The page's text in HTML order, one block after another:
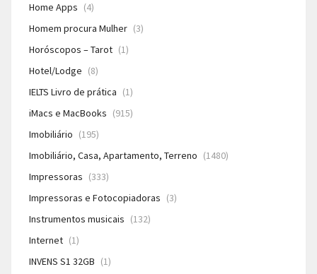
Home Apps (4)
Homem procura Mulher (3)
Horóscopos – Tarot (1)
Hotel/Lodge (8)
IELTS Livro de prática (1)
iMacs e MacBooks (915)
Imobiliário (195)
Imobiliário, Casa, Apartamento, Terreno (1480)
Impressoras (333)
Impressoras e Fotocopiadoras (3)
Instrumentos musicais (132)
Internet (1)
INVENS S1 32GB (1)